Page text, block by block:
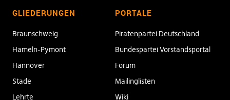
GLIEDERUNGEN
Braunschweig
Hameln-Pymont
Hannover
Stade
Lehrte
PORTALE
Piratenpartei Deutschland
Bundespartei Vorstandsportal
Forum
Mailinglisten
Wiki